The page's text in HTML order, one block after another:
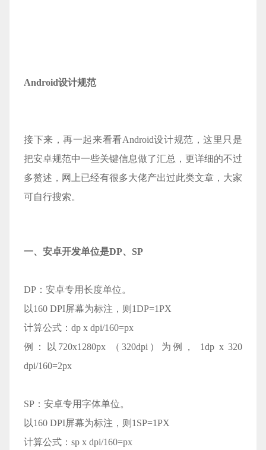
Android设计规范
接下来，再一起来看看Android设计规范，这里只是
把安卓规范中一些关键信息做了汇总，更详细的不过
多赘述，网上已经有很多大佬产出过此类文章，大家
可自行搜索。
一、安卓开发单位是DP、SP
DP：安卓专用长度单位。
以160 DPI屏幕为标注，则1DP=1PX
计算公式：dp x dpi/160=px
例：以720x1280px （320dpi）为例， 1dp x 320
dpi/160=2px
SP：安卓专用字体单位。
以160 DPI屏幕为标注，则1SP=1PX
计算公式：sp x dpi/160=px